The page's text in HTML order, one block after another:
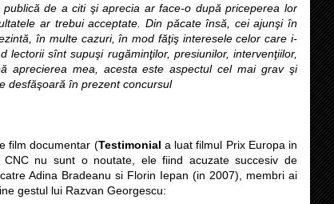
de a citi şi aprecia ar face-o după priceperea lor
ar trebui acceptate. Din păcate însă, cei ajunşi în
în multe cazuri, în mod făţiş interesele celor care i-
lectorii sînt supuşi rugăminţilor, presiunilor, intervenţiilor,
aprecierea mea, acesta este aspectul cel mai grav şi
desfăşoară în prezent concursul
film documentar (Testimonial a luat filmul Prix Europa in
CNC nu sunt o noutate, ele fiind acuzate succesiv de
Adina Bradeanu si Florin Iepan (in 2007), membri ai
gestul lui Razvan Georgescu: